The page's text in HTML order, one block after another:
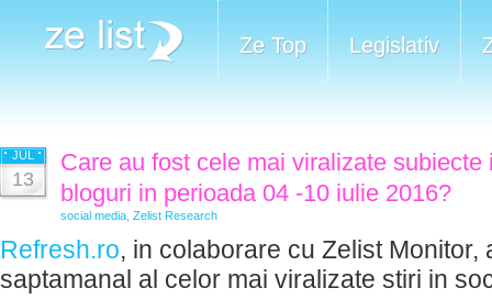
Ze Top Legislativ
JUL
13
Care au fost cele mai viralizate
bloguri in perioada 04 -10 iulie 2016?
social media Zelist Research
Refresh.ro, in colaborare cu Zelist Monitor,
saptamanal al celor mai viralizate stiri in